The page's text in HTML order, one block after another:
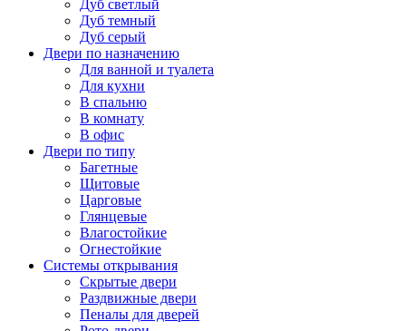
Дуб светлый
Дуб темный
Дуб серый
Двери по назначению
Для ванной и туалета
Для кухни
В спальню
В комнату
В офис
Двери по типу
Багетные
Щитовые
Царговые
Глянцевые
Влагостойкие
Огнестойкие
Системы открывания
Скрытые двери
Раздвижные двери
Пеналы для дверей